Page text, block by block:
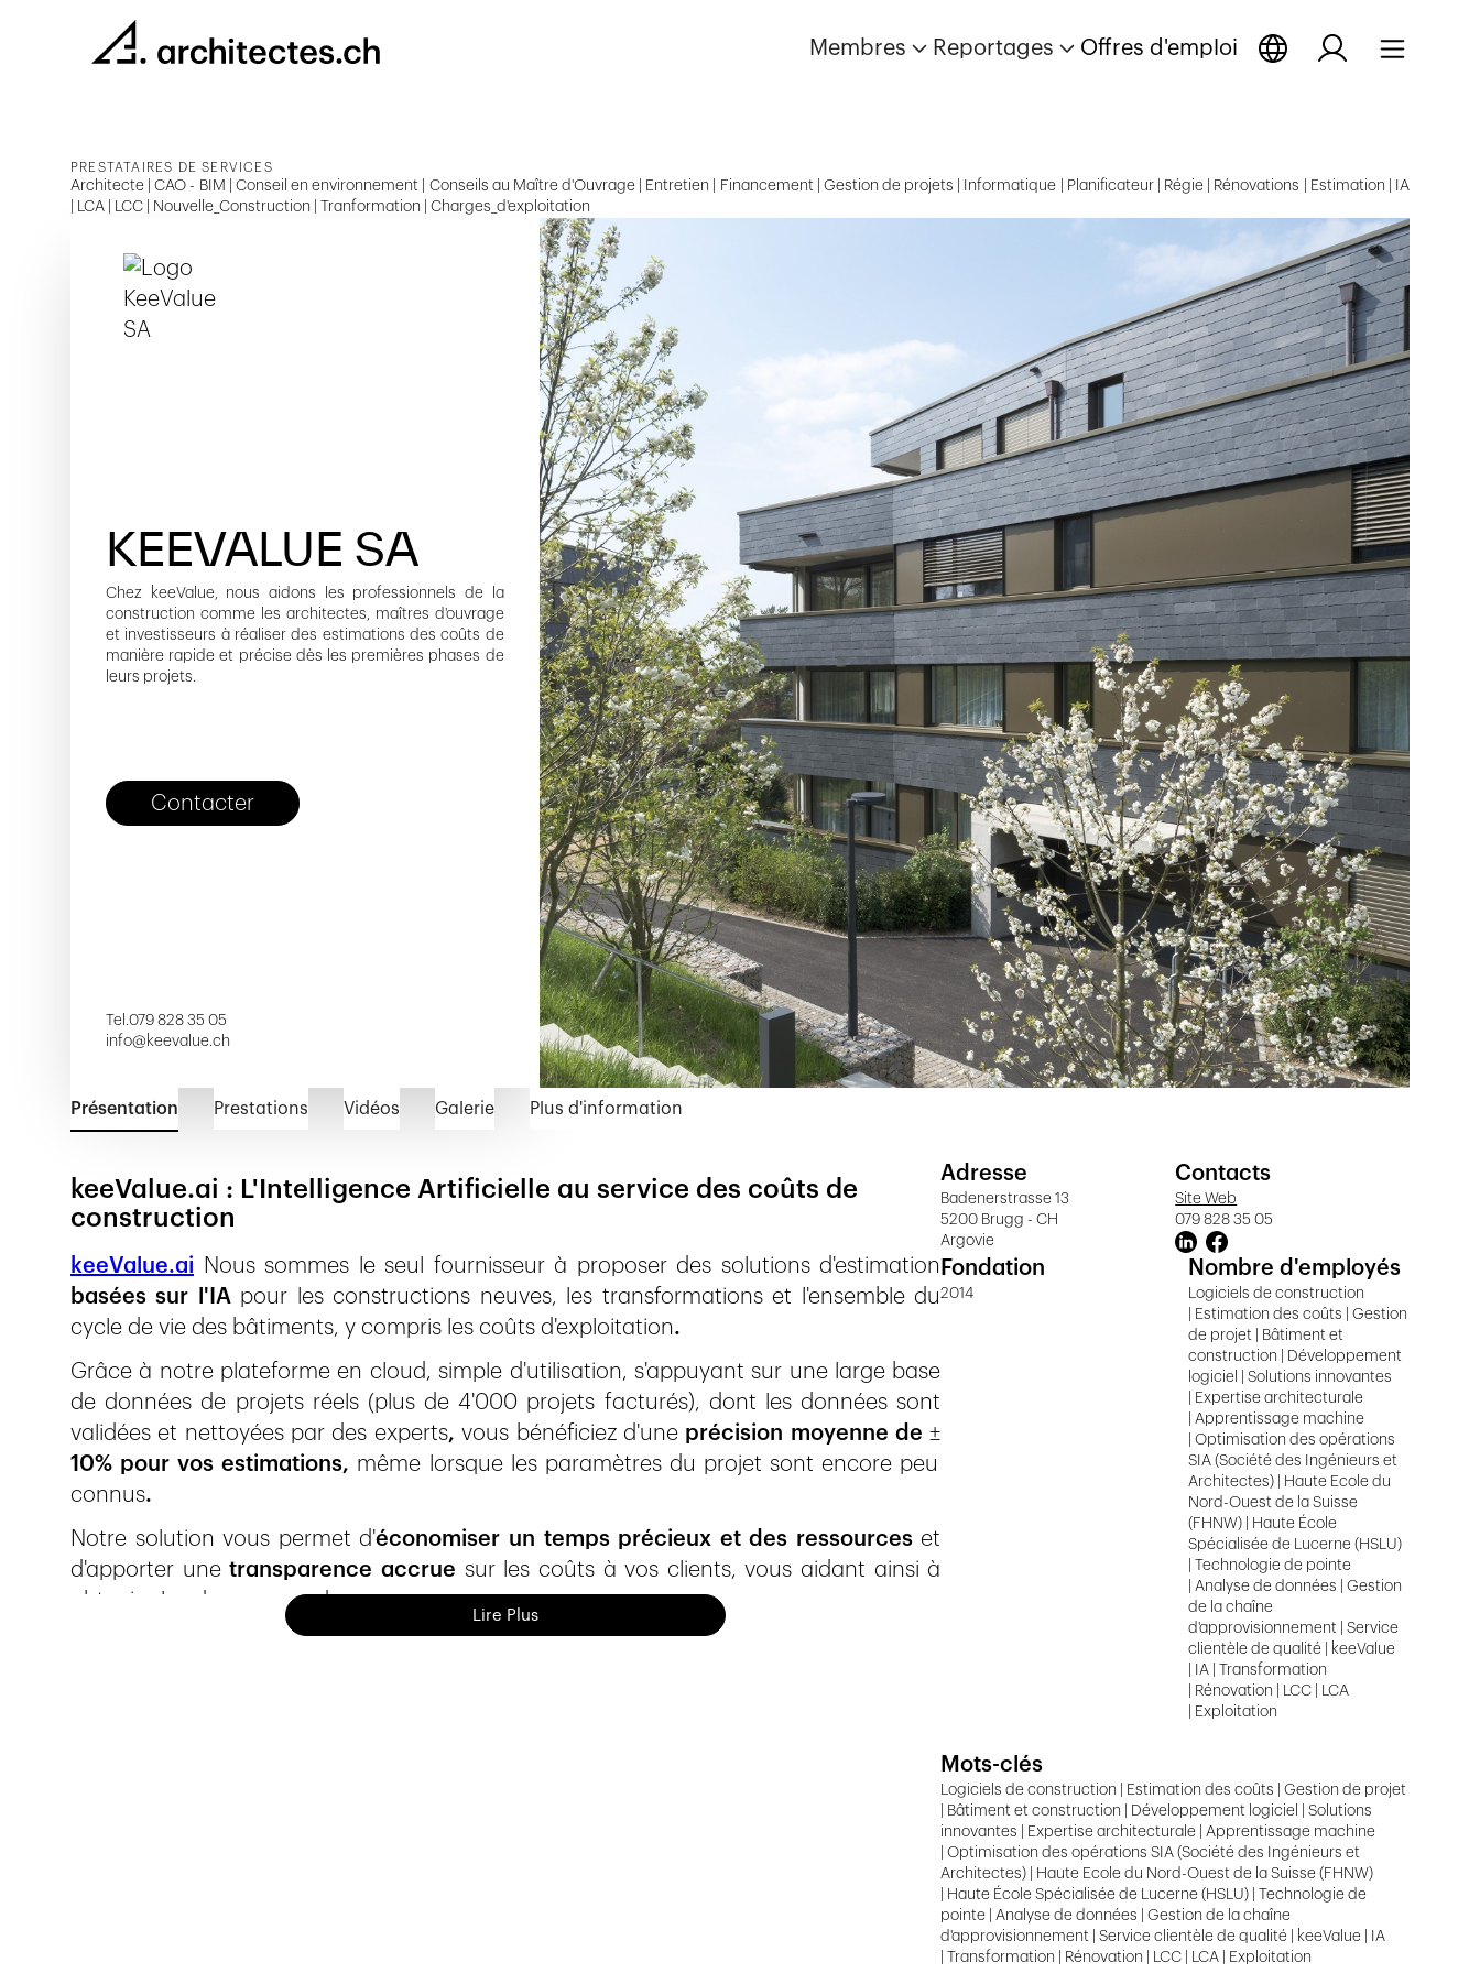
Membres Reportages Offres d'emploi
PRESTATAIRES DE SERVICES
Architecte | CAO - BIM | Conseil en environnement | Conseils au Maître d'Ouvrage | Entretien | Financement | Gestion de projets | Informatique | Planificateur | Régie | Rénovations | Estimation | IA
| LCA | LCC | Nouvelle_Construction | Tranformation | Charges_d'exploitation
KEEVALUE SA
Chez keeValue, nous aidons les professionnels de la
construction comme les architectes, maîtres d'ouvrage
et investisseurs à réaliser des estimations des coûts de
manière rapide et précise dès les premières phases de
leurs projets.
Contacter
Tel.079 828 35 05
info@keevalue.ch
Présentation Prestations Vidéos Galerie Plus d'information
keeValue.ai : L'Intelligence Artificielle au service des coûts de
construction
keeValue.ai Nous sommes le seul fournisseur à proposer des solutions d'estimation
basées sur l'IApour les constructions neuves, les transformations et l'ensemble du
cycle de vie des bâtiments, y compris les coûts d'exploitation.
Grâce à notre plateforme en cloud, simple d'utilisation, s'appuyant sur une large base
de données de projets réels (plus de 4'000 projets facturés), dont les données sont
validées et nettoyées par des experts,vous bénéficiez d'une précision moyenne de±
10% pour vos estimations, même lorsque les paramètres du projet sont encore peu
connus.
Notre solution vous permet d'économiser un temps précieux et des ressourceset
d'apporter unetransparence accrue sur les coûts à vos clients, vous aidant ainsi à
obtenir plus de commandes.
Lire Plus
Adresse
Badenerstrasse 13
5200 Brugg - CH
Argovie
Contacts
Site Web
079 828 35 05
Fondation
2014
Nombre d'employés
Logiciels de construction
| Estimation des coûts | Gestion
de projet | Bâtiment et
construction | Développement
logiciel | Solutions innovantes
| Expertise architecturale
| Apprentissage machine
| Optimisation des opérations
SIA (Société des Ingénieurs et
Architectes) | Haute Ecole du
Nord-Ouest de la Suisse
(FHNW) | Haute École
Spécialisée de Lucerne (HSLU)
| Technologie de pointe
| Analyse de données | Gestion
de la chaîne
d'approvisionnement | Service
clientèle de qualité | keeValue
| IA | Transformation
| Rénovation | LCC | LCA
| Exploitation
Mots-clés
Logiciels de construction | Estimation des coûts | Gestion de projet
| Bâtiment et construction | Développement logiciel | Solutions
innovantes | Expertise architecturale | Apprentissage machine
| Optimisation des opérations SIA (Société des Ingénieurs et
Architectes) | Haute Ecole du Nord-Ouest de la Suisse (FHNW)
| Haute École Spécialisée de Lucerne (HSLU) | Technologie de
pointe | Analyse de données | Gestion de la chaîne
d'approvisionnement | Service clientèle de qualité | keeValue | IA
| Transformation | Rénovation | LCC | LCA | Exploitation